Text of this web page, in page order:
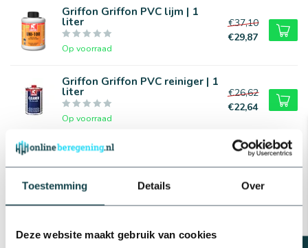
Toestemming Details Over
Deze website maakt gebruik van cookies
Griffon Griffon PVC lijm | 1
liter
Op voorraad
€37,10
€29,87
Griffon Griffon PVC reiniger | 1
liter
Op voorraad
€26,62
€22,64
Plasson PVC T-stuk | 16 t/m 63
Op voorraad
€0,69
mm